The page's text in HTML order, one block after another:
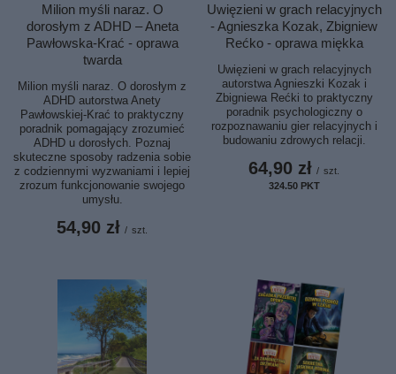
Milion myśli naraz. O
dorosłym z ADHD – Aneta
Pawłowska-Krać - oprawa
twarda
Milion myśli naraz. O dorosłym z
ADHD autorstwa Anety
Pawłowskiej-Krać to praktyczny
poradnik pomagający zrozumieć
ADHD u dorosłych. Poznaj
skuteczne sposoby radzenia sobie
z codziennymi wyzwaniami i lepiej
zrozum funkcjonowanie swojego
umysłu.
54,90 zł / szt.
Uwięzieni w grach relacyjnych
- Agnieszka Kozak, Zbigniew
Rećko - oprawa miękka
Uwięzieni w grach relacyjnych
autorstwa Agnieszki Kozak i
Zbigniewa Rećki to praktyczny
poradnik psychologiczny o
rozpoznawaniu gier relacyjnych i
budowaniu zdrowych relacji.
64,90 zł / szt.
324.50PKTpunktów